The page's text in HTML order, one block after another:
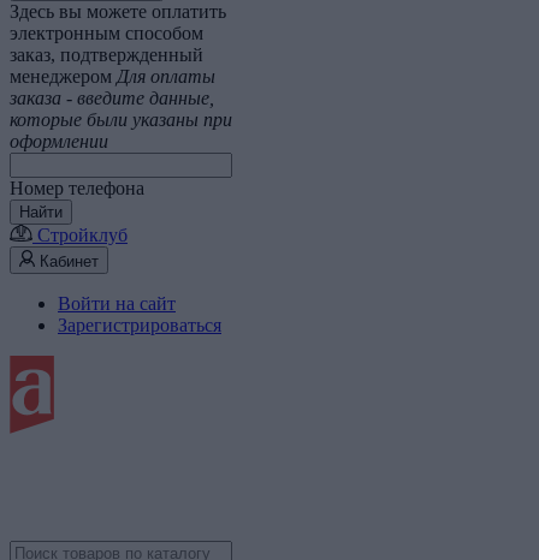
Здесь вы можете оплатить
электронным способом
заказ, подтвержденный
менеджером Для оплаты
заказа - введите данные,
которые были указаны при
оформлении
Номер телефона
Найти
Стройклуб
Кабинет
Войти на сайт
Зарегистрироваться